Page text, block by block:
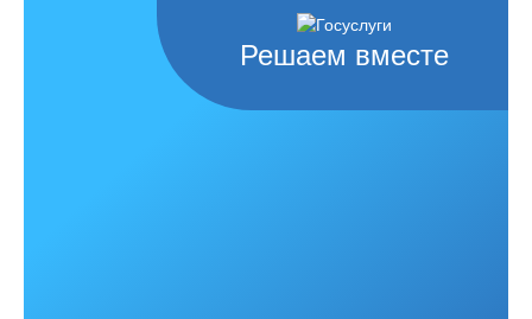
Решаем вместе